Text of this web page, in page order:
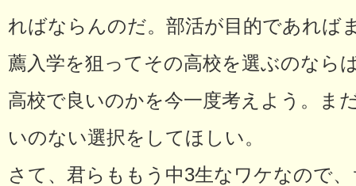
ればならんのだ。部活が目的であれば
薦入学を狙ってその高校を選ぶのなら
高校で良いのかを今一度考えよう。ま
いのない選択をしてほしい。
さて、君らももう中3生なワケなので